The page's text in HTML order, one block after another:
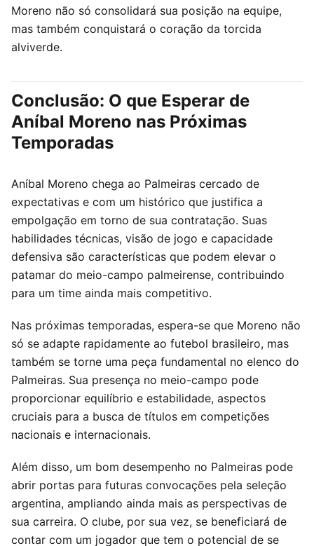
Moreno não só consolidará sua posição na equipe,
mas também conquistará o coração da torcida
alviverde.
Conclusão: O que Esperar de
Aníbal Moreno nas Próximas
Temporadas
Aníbal Moreno chega ao Palmeiras cercado de
expectativas e com um histórico que justifica a
empolgação em torno de sua contratação. Suas
habilidades técnicas, visão de jogo e capacidade
defensiva são características que podem elevar o
patamar do meio-campo palmeirense, contribuindo
para um time ainda mais competitivo.
Nas próximas temporadas, espera-se que Moreno não
só se adapte rapidamente ao futebol brasileiro, mas
também se torne uma peça fundamental no elenco do
Palmeiras. Sua presença no meio-campo pode
proporcionar equilíbrio e estabilidade, aspectos
cruciais para a busca de títulos em competições
nacionais e internacionais.
Além disso, um bom desempenho no Palmeiras pode
abrir portas para futuras convocações pela seleção
argentina, ampliando ainda mais as perspectivas de
sua carreira. O clube, por sua vez, se beneficiará de
contar com um jogador que tem o potencial de se